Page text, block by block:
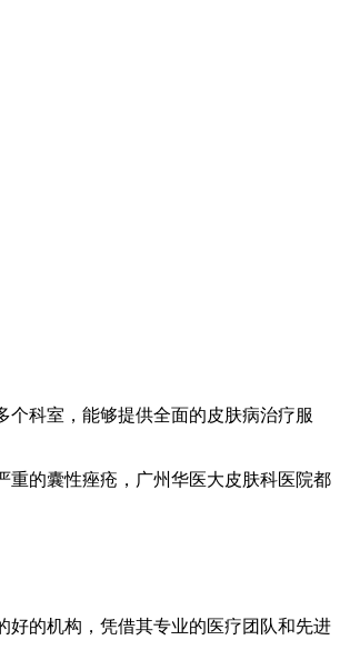
科室，能够提供全面的皮肤病治疗服
重的囊性痤疮，广州华医大皮肤科医院都
好的机构，凭借其专业的医疗团队和先进